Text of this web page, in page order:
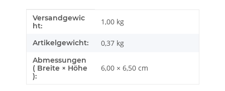
Produkteigenschaft
Wert
Versandgewic
ht:
1,00 kg
Artikelgewicht: 0,37 kg
Abmessungen
( Breite × Höhe
):
6,00 × 6,50 cm